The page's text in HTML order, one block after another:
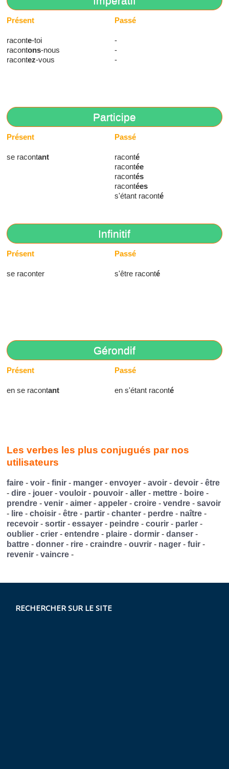
Présent
raconte-toi
racontons-nous
racontez-vous
Passé
-
-
-
Participe
Présent
se racontant
Passé
raconté
racontée
racontés
racontées
s'étant raconté
Infinitif
Présent
se raconter
Passé
s'être raconté
Gérondif
Présent
en se racontant
Passé
en s'étant raconté
Les verbes les plus conjugués par nos
utilisateurs
faire -voir -finir - manger -envoyer -avoir -devoir -être
-dire - jouer -vouloir - pouvoir -aller - mettre - boire -
prendre -venir -aimer -appeler -croire -vendre -savoir
- lire -choisir -être - partir -chanter - perdre - naître -
recevoir -sortir -essayer - peindre -courir - parler -
oublier -crier -entendre - plaire -dormir -danser -
battre -donner - rire -craindre -ouvrir - nager -fuir -
revenir -vaincre -
RECHERCHER SUR LE SITE